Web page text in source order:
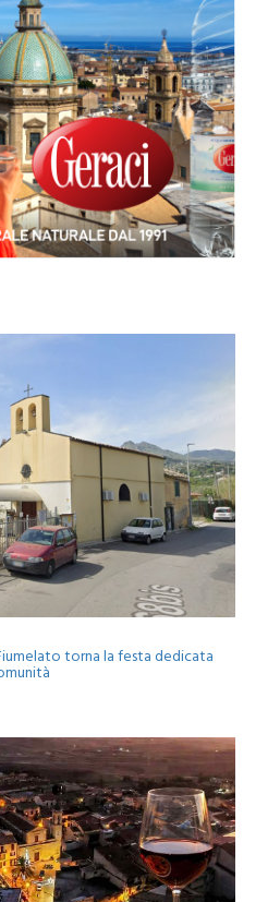
torna la festa dedicata